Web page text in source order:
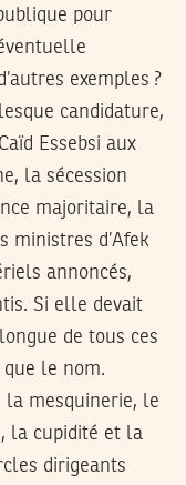
pour
exemples ?
candidature,
Essebsi aux
la sécession
majoritaire, la
ministres d’Afek
annoncés,
Si elle devait
de tous ces
que le nom.
la mesquinerie, le
la cupidité et la
dirigeants